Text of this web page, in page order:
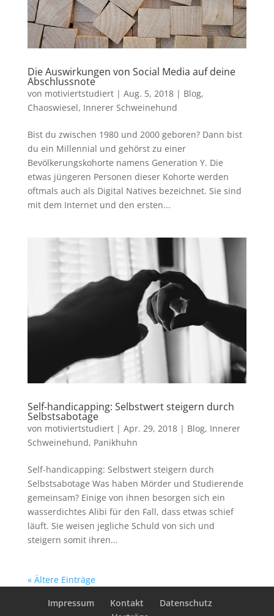
Die Auswirkungen von Social Media auf deine
Abschlussnote
von motiviertstudiert| Aug. 5, 2018| Blog,
Chaoswiesel, Innerer Schweinehund
Bist du zwischen 1980 und 2000 geboren? Dann bist
du ein Millennial und gehörst zu einer
Bevölkerungskohorte namens Generation Y. Die
etwas jüngeren Personen dieser Kohorte werden
oftmals auch als Digital Natives bezeichnet. Sie sind
mit dem Internet und den ersten...
Self-handicapping: Selbstwert steigern durch
Selbstsabotage
von motiviertstudiert| Apr. 29, 2018| Blog, Innerer
Schweinehund, Panikhuhn
Self-handicapping: Selbstwert steigern durch
Selbstsabotage Was haben Mörder und Studierende
gemeinsam? Einige von ihnen besorgen sich ein
wasserdichtes Alibi für den Fall, dass etwas schief
läuft. Sie weisen jegliche Schuld von sich und
steigern somit ihren...
« Ältere Einträge
Impressum
Kontakt
Datenschutz